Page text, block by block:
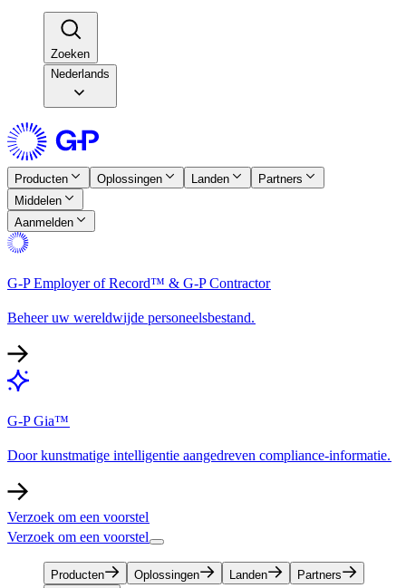
Zoeken​​
Nederlands
Producten​​ Oplossingen​​ Landen​​
Partners​​
Middelen​​
Aanmelden​​
G-P Employer of Record™ & G-P Contractor​​
Beheer uw wereldwijde personeelsbestand.​​
G-P Gia™​​
Door kunstmatige intelligentie aangedreven compliance-informatie.​​
Verzoek om een voorstel​​
Verzoek om een voorstel​​
Producten​​ Oplossingen​​ Landen​​
Partners​​